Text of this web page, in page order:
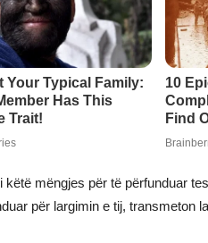
këtë mëngjes për të përfunduar
për largimin e tij, transmeton